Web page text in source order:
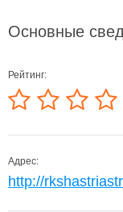
Основные
Рейтинг:
Адрес:
http://